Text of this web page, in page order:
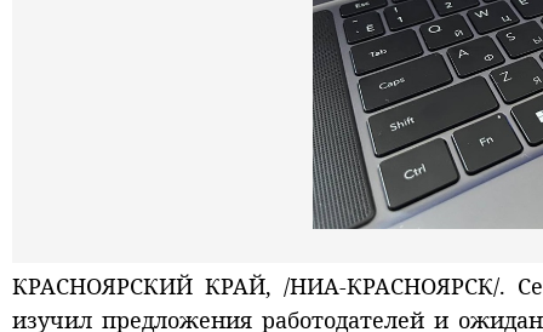
КРАСНОЯРСКИЙ КРАЙ, /НИА-КРАСНОЯРСК/.
изучил предложения работодателей и